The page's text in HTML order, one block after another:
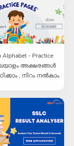
Alphabet - Practice
അക്ഷരങ്ങൾ
, നിറം നൽകാം